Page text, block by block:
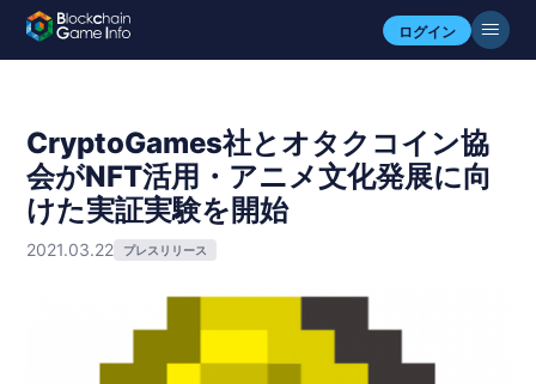
ログイン
CryptoGames社とオタクコイン協
会がNFT活用・アニメ文化発展に向
けた実証実験を開始
2021.03.22 プレスリリース